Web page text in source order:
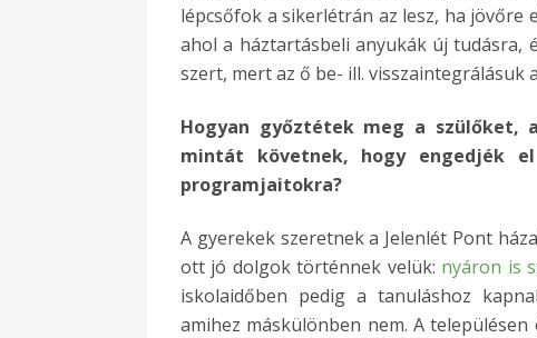
lépcsőfok a sikerlétrán az lesz, ha
ahol a háztartásbeli anyukák új tudásra,
szert, mert az ő be- ill. visszaintegrálásuk
Hogyan győztétek meg a szülőket,
mintát követnek, hogy engedjék
programjaitokra?
A gyerekek szeretnek a Jelenlét Pont
ott jó dolgok történnek velük: nyáron is
iskolaidőben pedig a tanuláshoz
amihez máskülönben nem. A